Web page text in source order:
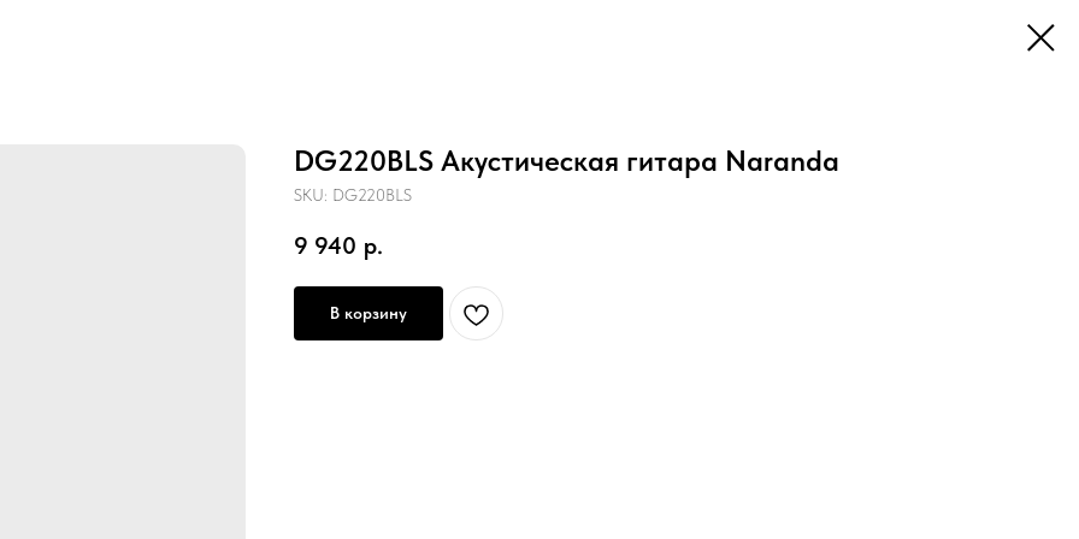
DG220BLS Акустическая гитара Naranda
SKU: DG220BLS
9 940 р.
В корзину